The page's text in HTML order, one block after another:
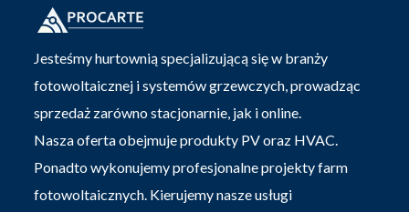
Jesteśmy hurtownią specjalizującą się w branży
fotowoltaicznej i systemów grzewczych, prowadząc
sprzedaż zarówno stacjonarnie, jak i online.
Nasza oferta obejmuje produkty PV oraz HVAC.
Ponadto wykonujemy profesjonalne projekty farm
fotowoltaicznych. Kierujemy nasze usługi